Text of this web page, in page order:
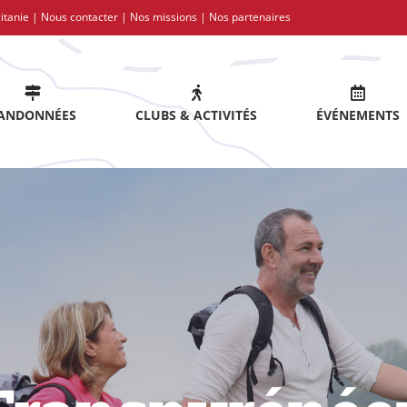
| Nous contacter | Nos missions | Nos partenaires
CLUBS & ACTIVITÉS ÉVÉNEMENTS